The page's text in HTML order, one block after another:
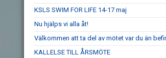
KSLS SWIM FOR LIFE 14-17 maj
Nu hjälps vi alla åt!
Välkommen att ta del av mötet var du än
KALLELSE TILL ÅRSMÖTE